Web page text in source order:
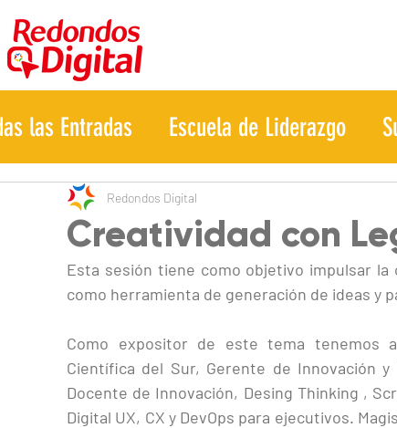
las Entradas Escuela de Liderazgo
Creatividad con
Redondos Digital
Esta sesión tiene como objetivo impulsar la
como herramienta de generación de ideas y
Como expositor de este tema tenemos
Científica del Sur, Gerente de Innovación
Docente de Innovación, Desing Thinking ,
Digital UX, CX y DevOps para ejecutivos.